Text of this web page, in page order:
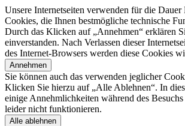
Unsere Internetseiten verwenden für die Dauer
Cookies, die Ihnen bestmögliche technische
Durch das Klicken auf „Annehmen“ erklären
einverstanden. Nach Verlassen dieser
des Internet-Browsers werden diese Cookies
Annehmen
Sie können auch das verwenden jeglicher
Klicken Sie hierzu auf „Alle Ablehnen“. In
einige Annehmlichkeiten während des Besuchs
leider nicht funktionieren.
Alle ablehnen